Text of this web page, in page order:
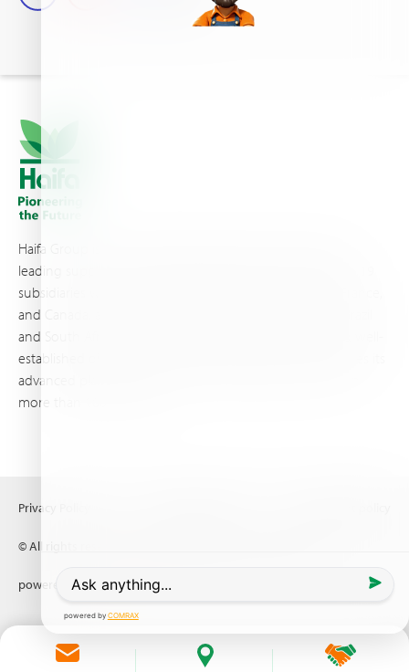
Haifa Group is a multi-national corporation and a global
leading supplier of specialty fertilizers, operating through 19
subsidiaries worldwide, with production sites in Israel, France,
and Canada, as well as proprietary blending facilities in Brazil
and South Africa. Backed by extensive infrastructure and well-
established distribution and logistics networks, Haifa makes its
advanced plant nutrition solutions available to growers in
more than 100 countries.
© All rights reserved (2026) Haifa Negev technologies LTD
Privacy Policy
powered byComrax